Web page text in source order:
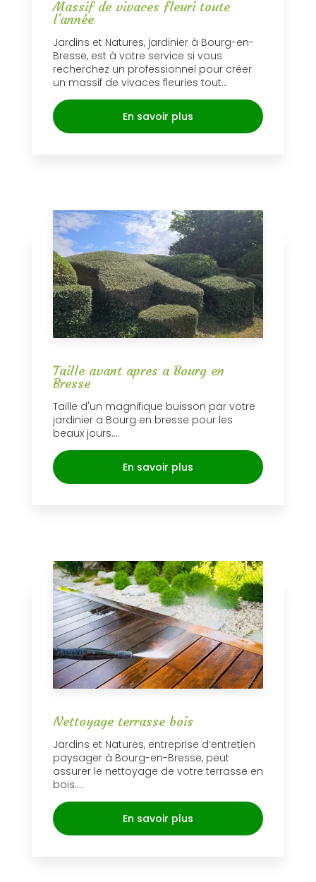
Massif de vivaces fleuri toute
l'année
Jardins et Natures, jardinier à Bourg-en-
Bresse, est à votre service si vous
recherchez un professionnel pour créer
un massif de vivaces fleuries tout...
En savoir plus
Taille avant apres a Bourg en
Bresse
Taille d'un magnifique buisson par votre
jardinier a Bourg en bresse pour les
beaux jours....
En savoir plus
Nettoyage terrasse bois
Jardins et Natures, entreprise d’entretien
paysager à Bourg-en-Bresse, peut
assurer le nettoyage de votre terrasse en
bois....
En savoir plus